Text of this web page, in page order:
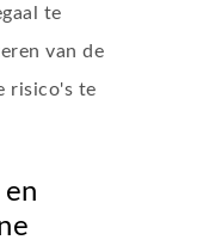
te
van de
risico's te